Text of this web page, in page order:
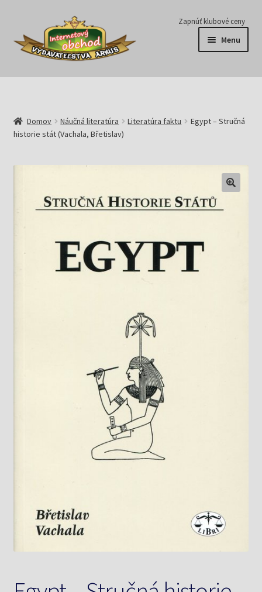
Preskočiť
navigáciu
Preskočiť
obsah
Zapnúť klubové ceny
Menu
Série
E-knihy
Pripravujeme
Domov Náučná literatúra Literatúra faktu
Egypt – Stručná
historie stát (Vachala, Břetislav)